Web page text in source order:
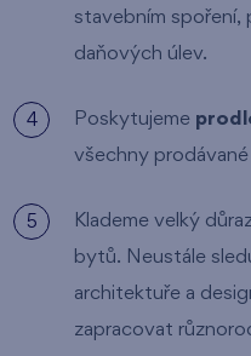
stavebním spoření,
daňových úlev.
Poskytujeme
všechny
Klademe velký
bytů. Neustále
architektuře a
zapracovat